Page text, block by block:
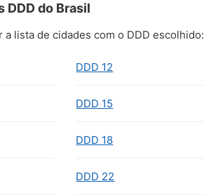
DDD do Brasil
a lista de cidades com o DDD escolhido:
DDD 12
DDD 15
DDD 18
DDD 22